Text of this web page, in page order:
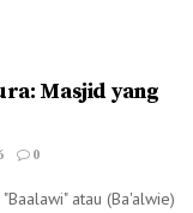
Masjid yang
0
"Baalawi" atau (Ba'alwie)